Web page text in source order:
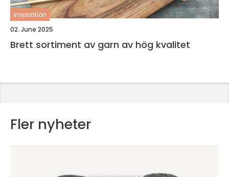
inspiration
02. June 2025
Brett sortiment av garn av hög kvalitet
Fler nyheter